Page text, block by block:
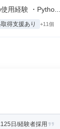
用経験 ・Pytho...
得支援あり +11個
日/経験者採用